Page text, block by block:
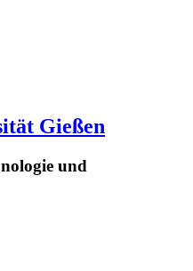
Gießen
und